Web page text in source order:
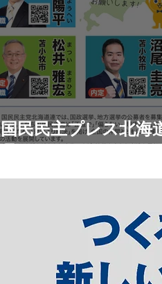
国民民主プレス北海